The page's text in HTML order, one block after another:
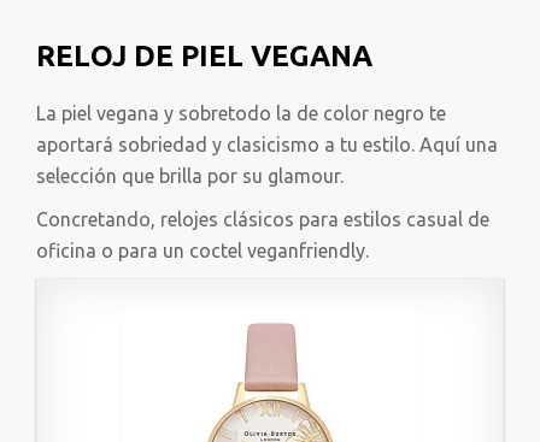
RELOJ DE PIEL VEGANA
La piel vegana y sobretodo la de color negro te
aportará sobriedad y clasicismo a tu estilo. Aquí una
selección que brilla por su glamour.
Concretando, relojes clásicos para estilos casual de
oficina o para un coctel veganfriendly.